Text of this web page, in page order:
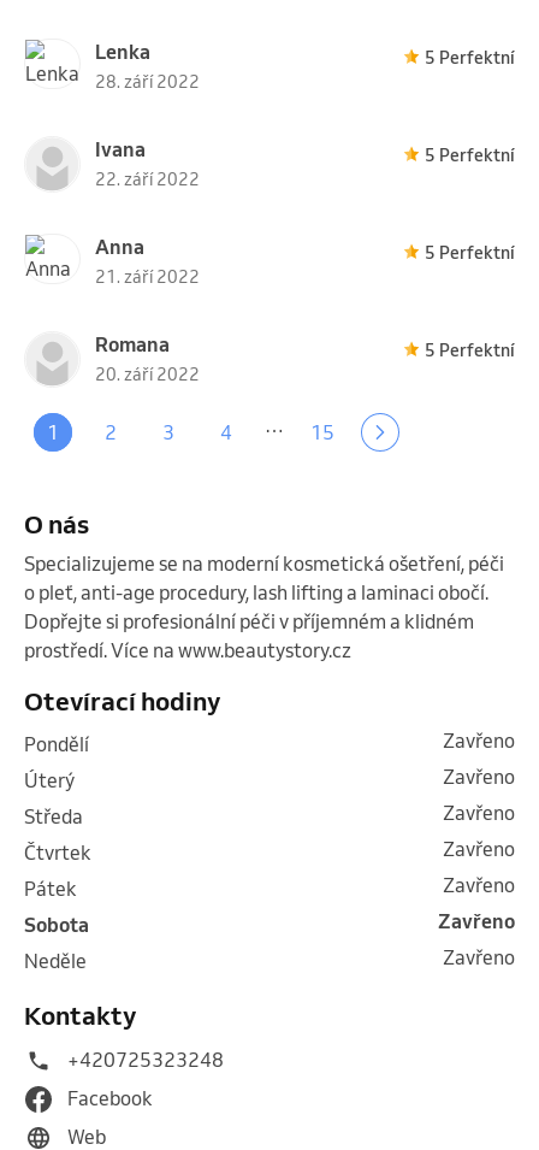
Lenka
28. září 2022
5 Perfektní
Ivana
22. září 2022
5 Perfektní
Anna
21. září 2022
5 Perfektní
Romana
20. září 2022
5 Perfektní
1 2 3 4 … 15
O nás
Specializujeme se na moderní kosmetická ošetření, péči
o pleť, anti-age procedury, lash lifting a laminaci obočí.
Dopřejte si profesionální péči v příjemném a klidném
prostředí. Více na www.beautystory.cz
Otevírací hodiny
pondělí
Zavřeno
úterý
Zavřeno
středa
Zavřeno
čtvrtek
Zavřeno
pátek
Zavřeno
sobota
Zavřeno
neděle
Zavřeno
Kontakty
+420725323248
Facebook
Web